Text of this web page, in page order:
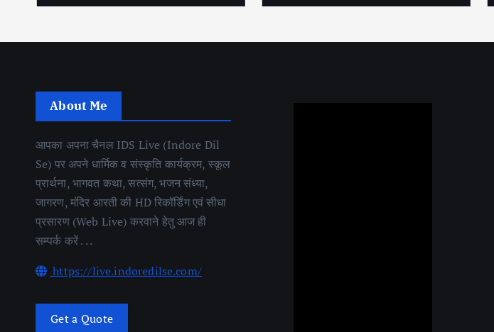
About Me
आपका अपना चैनल IDS Live (Indore Dil
Se) पर अपने धार्मिक व संस्कृति कार्यक्रम, स्कूल
प्रार्थना, भागवत कथा, सत्संग, भजन संध्या,
जागरण, मंदिर आरती की HD रिकॉर्डिंग एवं सीधा
प्रसारण (Web Live) करवाने हेतु आज ही
सम्पर्क करें . . .
https://live.indoredilse.com/
Get a Quote